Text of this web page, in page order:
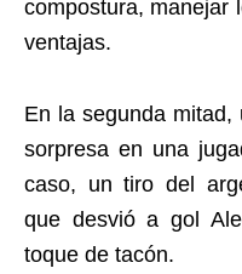
compostura, manejar
ventajas.
En la segunda
sorpresa en una
caso, un tiro del
que desvió a gol
toque de tacón.